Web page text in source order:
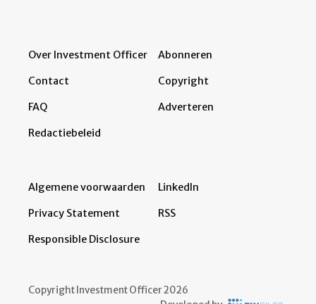
Over Investment Officer
Contact
FAQ
Redactiebeleid
Abonneren
Copyright
Adverteren
Algemene voorwaarden
Privacy Statement
Responsible Disclosure
LinkedIn
RSS
Copyright Investment Officer 2026